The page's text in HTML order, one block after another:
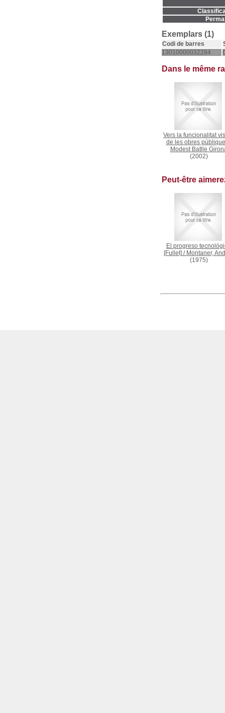
Exemplars (1)
Codi de barres
13010000032284
Dans le même
Vers la funcionalitat
de les obres
Modest Batlle
(2002)
Peut-être
El progreso
[Fullet] / Montaner,
(1975)